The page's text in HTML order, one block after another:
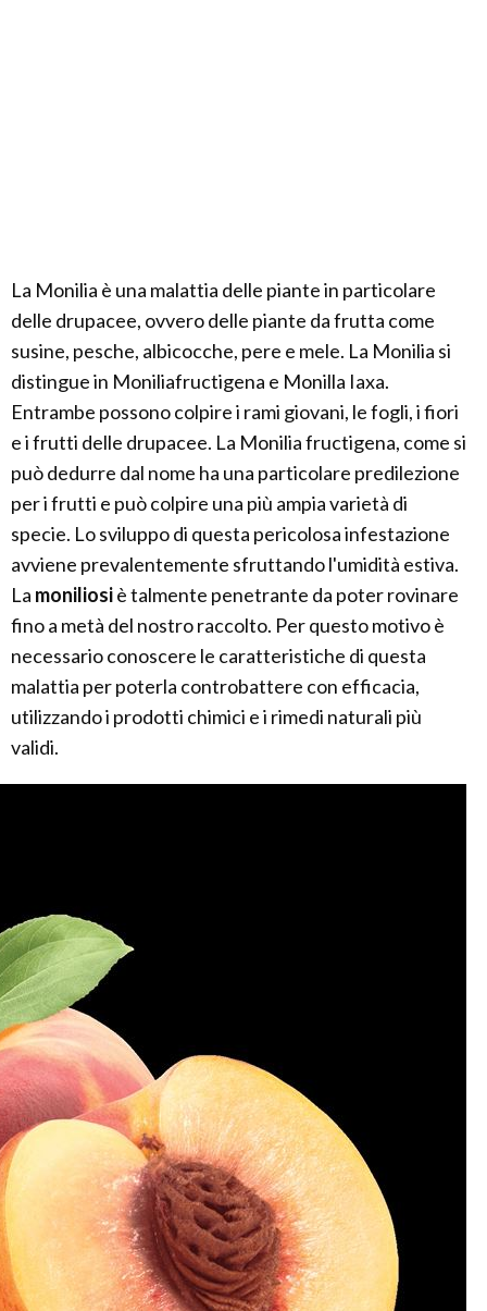
La Monilia è una malattia delle piante in particolare
delle drupacee, ovvero delle piante da frutta come
susine, pesche, albicocche, pere e mele. La Monilia si
distingue in Moniliafructigena e Monilla Iaxa.
Entrambe possono colpire i rami giovani, le fogli, i fiori
e i frutti delle drupacee. La Monilia fructigena, come si
può dedurre dal nome ha una particolare predilezione
per i frutti e può colpire una più ampia varietà di
specie. Lo sviluppo di questa pericolosa infestazione
avviene prevalentemente sfruttando l'umidità estiva.
La moniliosiè talmente penetrante da poter rovinare
fino a metà del nostro raccolto. Per questo motivo è
necessario conoscere le caratteristiche di questa
malattia per poterla controbattere con efficacia,
utilizzando i prodotti chimici e i rimedi naturali più
validi.